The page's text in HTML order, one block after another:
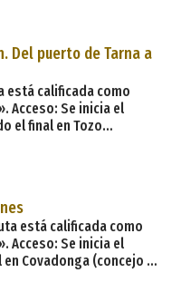
cubierta vegetal por el
Del puerto de Tarna a
está calificada como
Acceso: Se inicia el
el final en Tozo
aproximada: 9 h
la rut
está calificada como
Acceso: Se inicia el
Covadonga (concejo de
Dificultad: Media